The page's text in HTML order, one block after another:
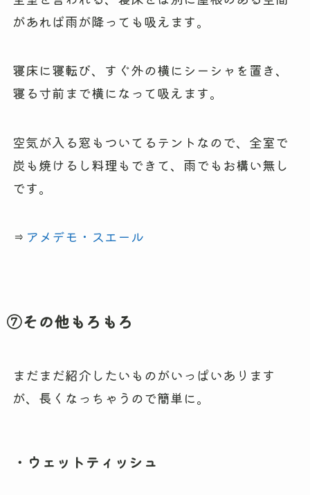
があれば雨が降っても吸えます。
寝床に寝転び、すぐ外の横にシーシャを置き、
寝る寸前まで横になって吸えます。
空気が入る窓もついてるテントなので、全室で
炭も焼けるし料理もできて、雨でもお構い無し
です。
⇒ アメデモ・スエール
⑦その他もろもろ
まだまだ紹介したいものがいっぱいあります
が、長くなっちゃうので簡単に。
・ウェットティッシュ